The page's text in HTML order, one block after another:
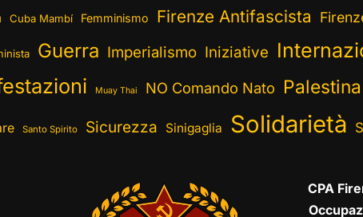
Cuba Mambí Femminismo Firenze Antifascista
Guerra Imperialismo Iniziative
Muay Thai NO Comando Nato Palestina
Santo Spirito Sicurezza Sinigaglia Solidarietà
CPA